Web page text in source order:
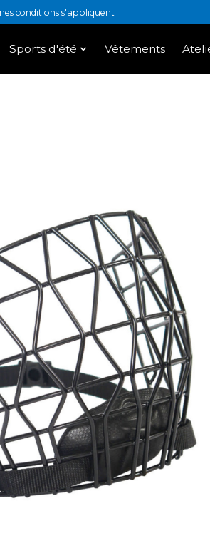
conditions s'appliquent
Sports d'été Vêtements